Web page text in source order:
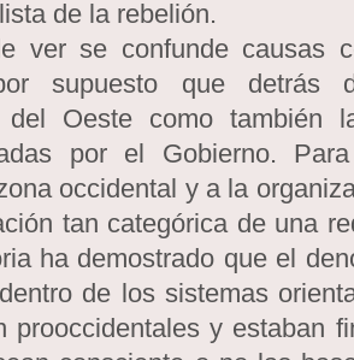
de la rebelión.
ver se confunde causas
supuesto que detrás
del Oeste como también
por el Gobierno.
occidental y a la
tan categórica de una
ha demostrado que el
de los sistemas
prooccidentales y estaban